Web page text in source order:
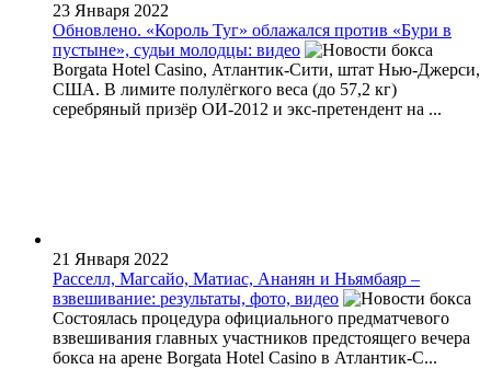
23 Января 2022
Обновлено. «Король Туг» облажался против «Бури в
пустыне», судьи молодцы: видео
Borgata Hotel Casino, Атлантик-Сити, штат Нью-Джерси,
США. В лимите полулёгкого веса (до 57,2 кг)
серебряный призёр ОИ-2012 и экс-претендент на ...
21 Января 2022
Расселл, Магсайо, Матиас, Ананян и Ньямбаяр –
взвешивание: результаты, фото, видео
Состоялась процедура официального предматчевого
взвешивания главных участников предстоящего вечера
бокса на арене Borgata Hotel Casino в Атлантик-С...